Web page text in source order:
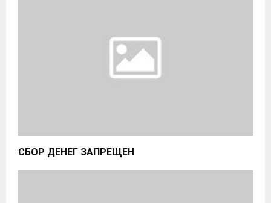
СБОР ДЕНЕГ ЗАПРЕЩЕН